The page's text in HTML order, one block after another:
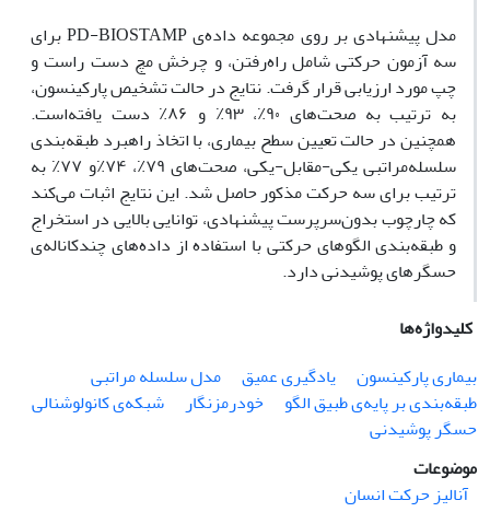
مدل پیشنهادی بر روی مجموعه ‌داده‌ی PD-BIOSTAMP برای
سه آزمون حرکتی شامل راه‌رفتن، و چرخش مچ دست راست و
چپ مورد ارزیابی قرار گرفت. نتایج در حالت تشخیص پارکینسون،
به ترتیب به صحت‌های ۹۰٪، ۹۳٪ و ۸۶٪ دست یافته‌است.
همچنین در حالت تعیین سطح بیماری، با اتخاذ راهبرد طبقه‌بندی
سلسله‌مراتبی یکی-مقابل-یکی، صحت‌های ۷۹٪، ۷۴٪و ۷۷٪ به
ترتیب برای سه حرکت مذکور حاصل شد. این نتایج اثبات می‌کند
که چارچوب بدون‌سرپرست پیشنهادی، توانایی بالایی در استخراج
و طبقه‌بندی الگوهای حرکتی با استفاده از داده‌های چندکاناله‌ی
حسگرهای پوشیدنی دارد.
کلیدواژه‌ها
بیماری پارکینسون
یادگیری عمیق
مدل سلسله مراتبی
طبقه‌بندی بر پایه‌ی طبیق الگو
خودرمزنگار
شبکه‌ی کانولوشنالی
حسگر پوشیدنی
موضوعات
آنالیز حرکت انسان